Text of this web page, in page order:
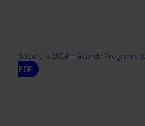
Setembro 2024 – Guia de
PDF